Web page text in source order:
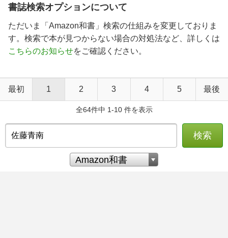
書誌検索オプションについて
ただいま「Amazon和書」検索の仕組みを変更しておりま
す。検索で本が見つからない場合の対処法など、詳しくは
こちらのお知らせをご確認ください。
最初 1 2 3 4 5 最後
全64件中 1-10 件を表示
検索